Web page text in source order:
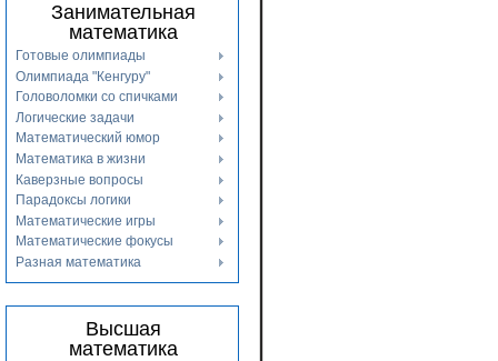
Занимательная
математика
Готовые олимпиады
Олимпиада "Кенгуру"
Головоломки со спичками
Логические задачи
Математический юмор
Математика в жизни
Каверзные вопросы
Парадоксы логики
Математические игры
Математические фокусы
Разная математика
Высшая
математика